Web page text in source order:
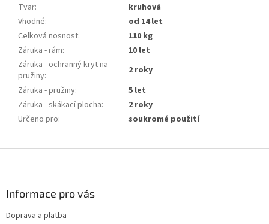
Tvar:
kruhová
Vhodné:
od 14 let
Celková nosnost:
110 kg
Záruka - rám:
10 let
Záruka - ochranný kryt na
pružiny:
2 roky
Záruka - pružiny:
5 let
Záruka - skákací plocha:
2 roky
Určeno pro: soukromé použití
Informace pro vás
Doprava a platba